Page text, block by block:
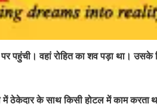
पहुंची। वहां रोहित का शव पड़ा था। उसके
में ठेकेदार के साथ किसी होटल में काम करता